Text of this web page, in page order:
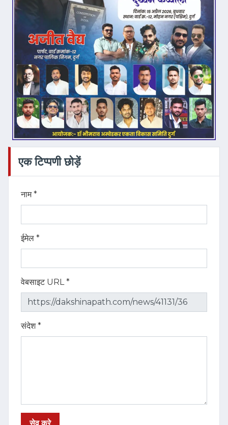
एक टिप्पणी छोड़ें
नाम *
ईमेल *
वेबसाइट URL *
संदेश *